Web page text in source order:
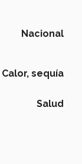
Nacional
Calor, sequía
Salud